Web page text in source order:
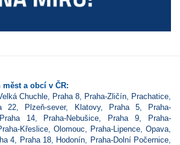
a obcí v ČR:
Chuchle Praha 8 Praha-Zličín Prachatice
22 Plzeň-sever, Klatovy, Praha 5,
Praha-
Praha 14, Praha-Nebušice Praha 9
Praha-
Křeslice Olomouc Praha-Lipence Opava
4 Praha 18 Hodonín Praha-Dolní Počernice